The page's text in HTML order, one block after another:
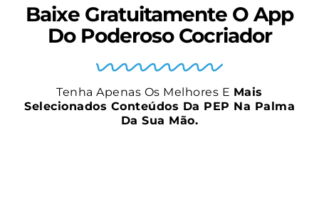
Baixe Gratuitamente O App
Do Poderoso Cocriador
Tenha Apenas Os Melhores E Mais
Selecionados Conteúdos Da PEP Na Palma
Da Sua Mão.